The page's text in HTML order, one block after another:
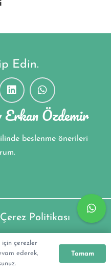
Edin.
Özdemir
beslenme önerileri
Çerez Politikası
Özdemir ©2022
için çerezler
ederek,
Tamam